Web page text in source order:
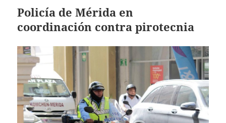
Policía de Mérida en
coordinación contra pirotecnia